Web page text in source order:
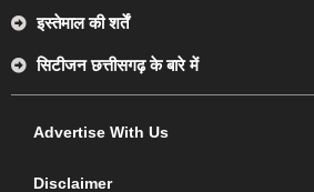
इस्तेमाल की शर्तें
सिटीजन छत्तीसगढ़ के बारे में
Advertise With Us
Disclaimer